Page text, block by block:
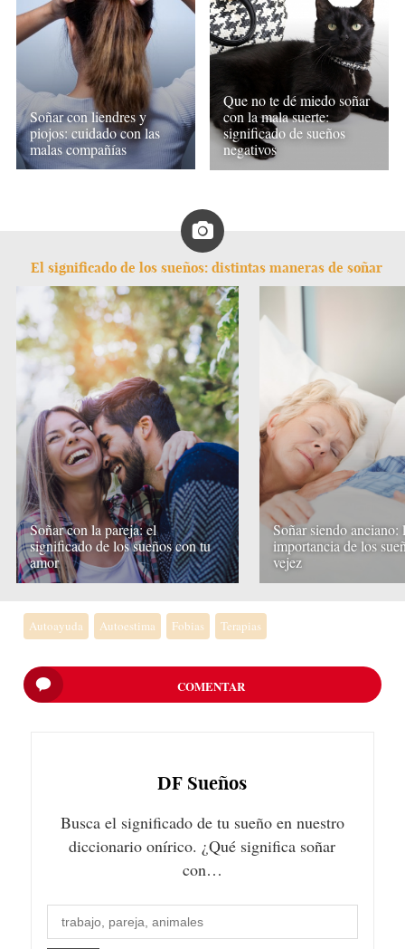
Soñar con liendres y
piojos: cuidado con las
malas compañías
Que no te dé miedo soñar
con la mala suerte:
significado de sueños
negativos
El significado de los sueños: distintas maneras de soñar
Soñar con la pareja: el
significado de los sueños con tu
amor
Soñar siendo anciano:
importancia de los
vejez
Autoayuda Autoestima Fobias Terapias
COMENTAR
DF Sueños
Busca el significado de tu sueño en nuestro
diccionario onírico. ¿Qué significa soñar
con…